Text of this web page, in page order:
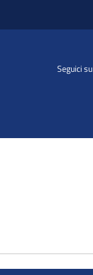
Seguici su